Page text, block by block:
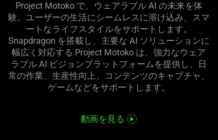
Project Motoko で、ウェアラブル AI の未来を体
験。ユーザーの生活にシームレスに溶け込み、スマ
ートなライフスタイルをサポートします。
Snapdragon を搭載し、主要な AI ソリューションに
幅広く対応する Project Motoko は、強力なウェア
ラブル AI ビジョンプラットフォームを提供し、日
常の作業、生産性向上、コンテンツのキャプチャ、
ゲームなどをサポートし ます。
動画を見る